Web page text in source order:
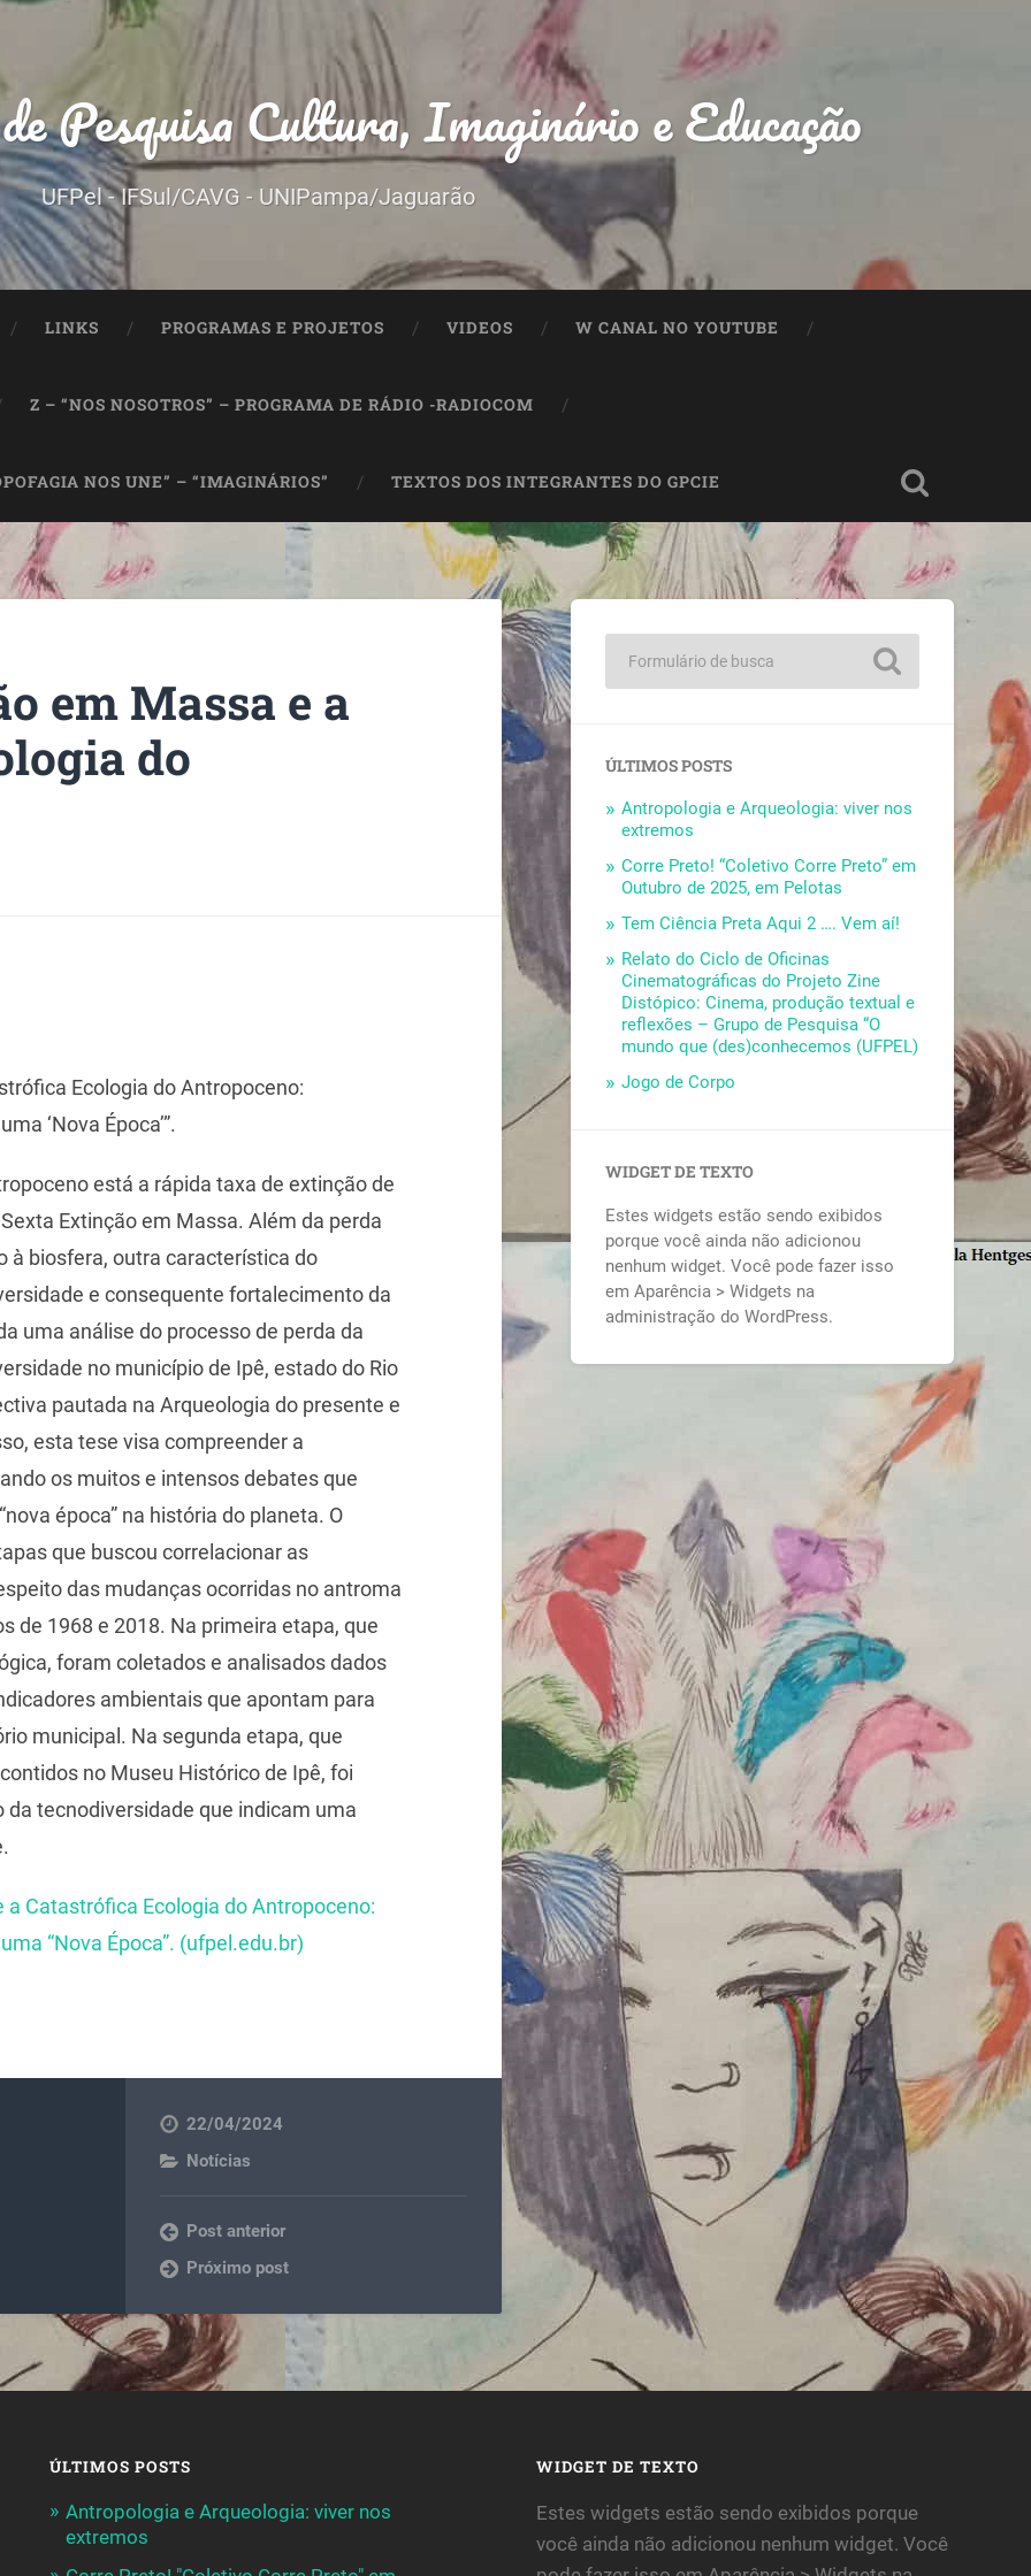
Pesquisa Cultura, Imaginário e Educação
UFPel - IFSul/CAVG - UNIPampa/Jaguarão
LINKS PROGRAMAS E PROJETOS VIDEOS W CANAL NO YOUTUBE
Z – “NOS NOSOTROS” – PROGRAMA DE RÁDIO -RADIOCOM
NOS UNE” – “IMAGINÁRIOS” TEXTOS DOS INTEGRANTES DO GPCIE
em Massa e a
do
Ecologia do Antropoceno:
‘Nova Época’”.
está a rápida taxa de extinção de
Extinção em Massa. Além da perda
à biosfera, outra característica do
e consequente fortalecimento da
uma análise do processo de perda da
no município de Ipê, estado do Rio
pautada na Arqueologia do presente e
esta tese visa compreender a
os muitos e intensos debates que
época” na história do planeta. O
que buscou correlacionar as
das mudanças ocorridas no antroma
de 1968 e 2018. Na primeira etapa, que
foram coletados e analisados dados
ambientais que apontam para
municipal. Na segunda etapa, que
no Museu Histórico de Ipê, foi
tecnodiversidade que indicam uma
Catastrófica Ecologia do Antropoceno:
“Nova Época”. (ufpel.edu.br)
22/04/2024
Notícias
Post anterior
Próximo post
ÚLTIMOS POSTS
Antropologia e Arqueologia: viver nos
extremos
Corre Preto! “Coletivo Corre Preto” em
Outubro de 2025, em Pelotas
Tem Ciência Preta Aqui 2 …. Vem aí!
Relato do Ciclo de Oficinas
Cinematográficas do Projeto Zine
Distópico: Cinema, produção textual e
reflexões – Grupo de Pesquisa “O
mundo que (des)conhecemos (UFPEL)
Jogo de Corpo
WIDGET DE TEXTO
Estes widgets estão sendo exibidos
porque você ainda não adicionou
nenhum widget. Você pode fazer isso
em Aparência > Widgets na
administração do WordPress.
ÚLTIMOS POSTS
Antropologia e Arqueologia: viver nos
extremos
WIDGET DE TEXTO
Estes widgets estão sendo exibidos porque
você ainda não adicionou nenhum widget. Você